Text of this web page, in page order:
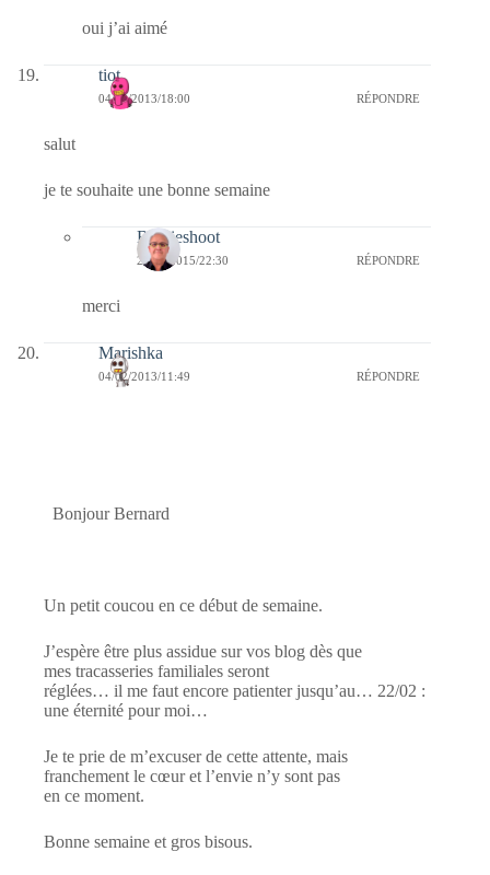
oui j’ai aimé
tiot
04/02/2013/18:00 RÉPONDRE
salut
je te souhaite une bonne semaine
Bernieshoot
20/01/2015/22:30 RÉPONDRE
merci
Marishka
04/02/2013/11:49 RÉPONDRE
Bonjour Bernard
Un petit coucou en ce début de semaine.
J’espère être plus assidue sur vos blog dès que
mes tracasseries familiales seront
réglées… il me faut encore patienter jusqu’au… 22/02 :
une éternité pour moi…
Je te prie de m’excuser de cette attente, mais
franchement le cœur et l’envie n’y sont pas
en ce moment.
Bonne semaine et gros bisous.